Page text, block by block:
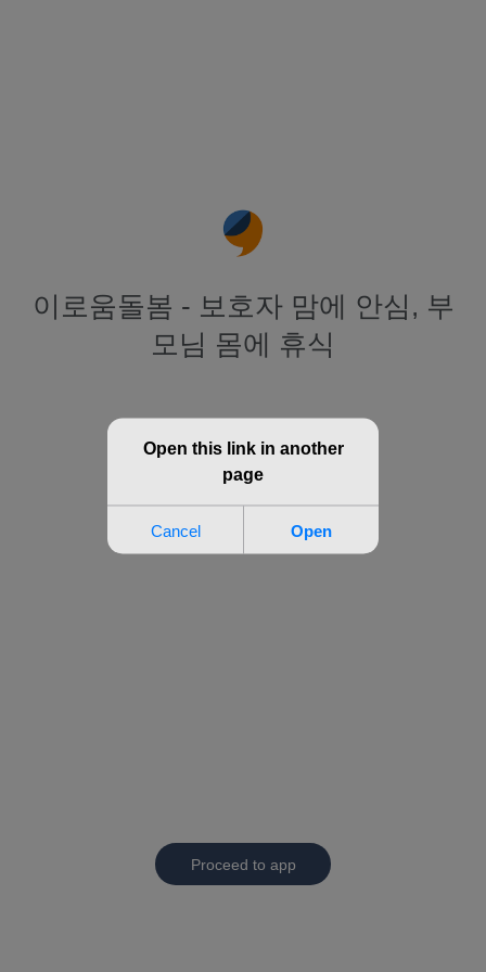
이로움돌봄 - 보호자 맘에 안심, 부
모님 몸에 휴식
Proceed to app